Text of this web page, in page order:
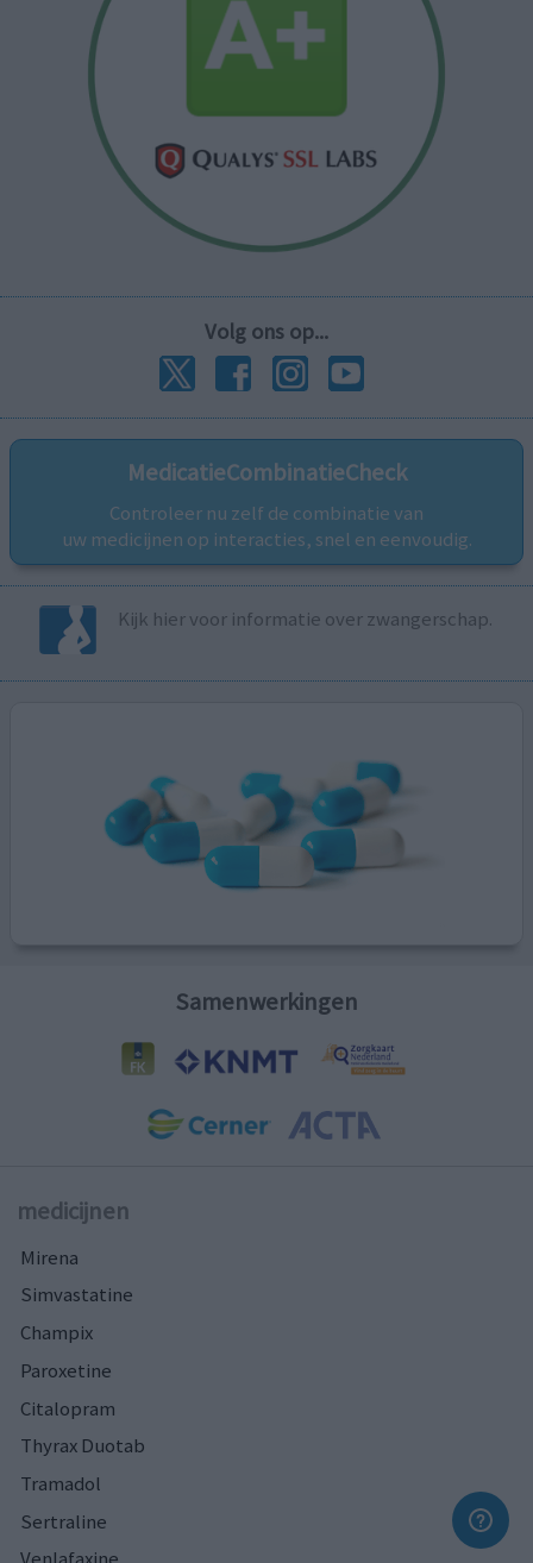
Volg ons op...
MedicatieCombinatieCheck
Controleer nu zelf de combinatie van
uw medicijnen op interacties, snel en eenvoudig.
Kijk hier voor informatie over zwangerschap.
Samenwerkingen
medicijnen
Mirena
Simvastatine
Champix
Paroxetine
Citalopram
Thyrax Duotab
Tramadol
Sertraline